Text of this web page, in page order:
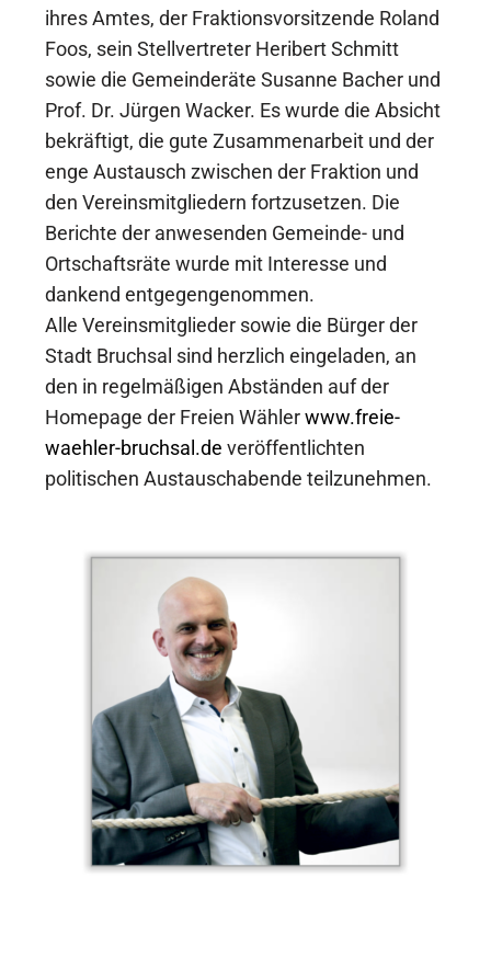
ihres Amtes, der Fraktionsvorsitzende Roland
Foos, sein Stellvertreter Heribert Schmitt
sowie die Gemeinderäte Susanne Bacher und
Prof. Dr. Jürgen Wacker. Es wurde die Absicht
bekräftigt, die gute Zusammenarbeit und der
enge Austausch zwischen der Fraktion und
den Vereinsmitgliedern fortzusetzen. Die
Berichte der anwesenden Gemeinde- und
Ortschaftsräte wurde mit Interesse und
dankend entgegengenommen.
Alle Vereinsmitglieder sowie die Bürger der
Stadt Bruchsal sind herzlich eingeladen, an
den in regelmäßigen Abständen auf der
Homepage der Freien Wählerwww.freie-
waehler-bruchsal.de veröffentlichten
politischen Austauschabende teilzunehmen.